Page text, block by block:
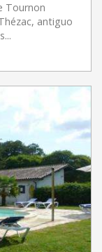
Tournon
antiguo